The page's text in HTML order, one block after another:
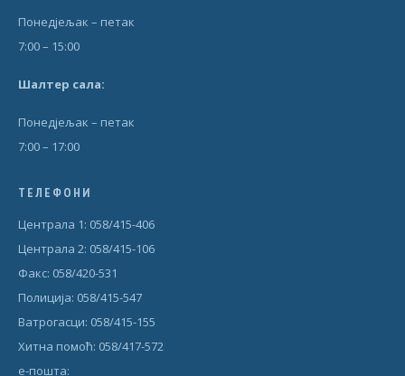
Понедjељак – петак
7:00 – 15:00
Шалтер сала:
Понедjељак – петак
7:00 – 17:00
ТЕЛЕФОНИ
Централа 1: 058/415-406
Централа 2: 058/415-106
Факс: 058/420-531
Полиција: 058/415-547
Ватрогасци: 058/415-155
Хитна помоћ: 058/417-572
е-пошта: